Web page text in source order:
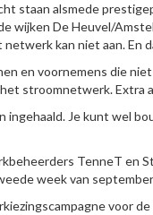
staan alsmede
wijken De Heuvel/
kan niet aan.
en voornemens die
stroomnetwerk. Extra
Je kunt wel
TenneT en
week van
voor